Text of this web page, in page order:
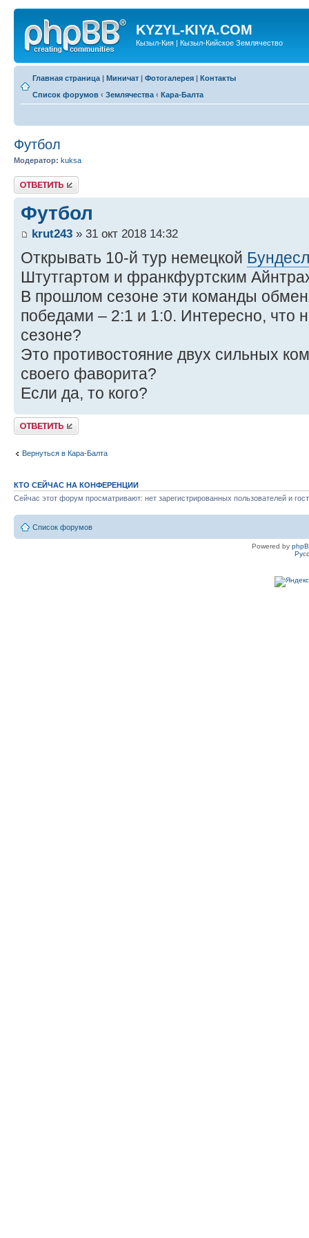
KYZYL-KIYA.COM
Кызыл-Кия | Кызыл-Кийское Землячество
Главная страница | Миничат | Фотогалерея | Контакты
Список форумов ‹ Землячества ‹ Кара-Балта
Футбол
Модератор: kuksa
Ответить
Футбол
krut243 » 31 окт 2018 14:32
Открывать 10-й тур немецкой
Штутгартом и франкфуртским
В прошлом сезоне эти команды
победами – 2:1 и 1:0. Интересно, что
сезоне?
Это противостояние двух сильных
своего фаворита?
Если да, то кого?
Ответить
Вернуться в Кара-Балта
КТО СЕЙЧАС НА КОНФЕРЕНЦИИ
Сейчас этот форум просматривают: нет зарегистрированных пользователей и
Список форумов
Powered by